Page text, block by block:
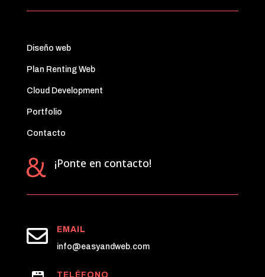
Diseño web
Plan Renting Web
Cloud Development
Portfolio
Contacto
¡Ponte en contacto!

EMAIL
info@easyandweb.com
TELÉFONO